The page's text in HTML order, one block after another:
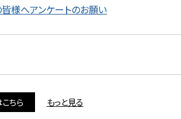
皆様へアンケートのお願い
ちら もっと見る